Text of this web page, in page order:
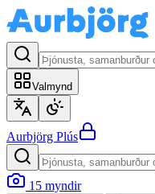
Valmynd
Aurbjörg Plús
15 myndir